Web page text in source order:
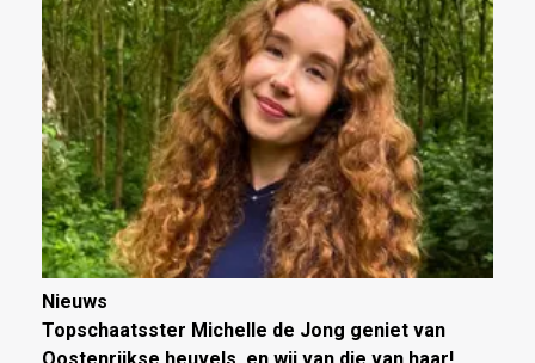
Nieuws
Topschaatsster Michelle de Jong geniet van